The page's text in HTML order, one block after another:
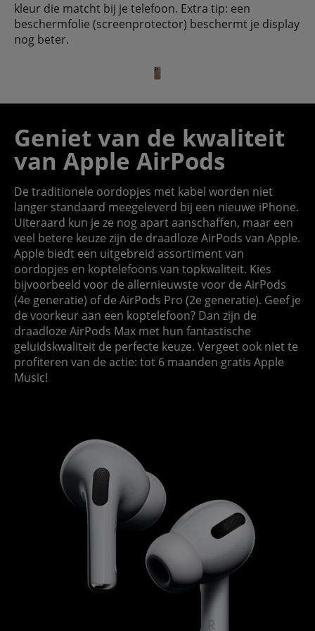
kleur die matcht bij je telefoon. Extra tip: een
beschermfolie (screenprotector) beschermt je display
nog beter.
Geniet van de kwaliteit
van Apple AirPods
De traditionele oordopjes met kabel worden niet
langer standaard meegeleverd bij een nieuwe iPhone.
Uiteraard kun je ze nog apart aanschaffen, maar een
veel betere keuze zijn de draadloze AirPods van Apple.
Apple biedt een uitgebreid assortiment van
oordopjes en koptelefoons van topkwaliteit. Kies
bijvoorbeeld voor de allernieuwste voor de AirPods
(4e generatie) of de AirPods Pro (2e generatie). Geef je
de voorkeur aan een koptelefoon? Dan zijn de
draadloze AirPods Max met hun fantastische
geluidskwaliteit de perfecte keuze. Vergeet ook niet te
profiteren van de actie: tot 6 maanden gratis Apple
Music!